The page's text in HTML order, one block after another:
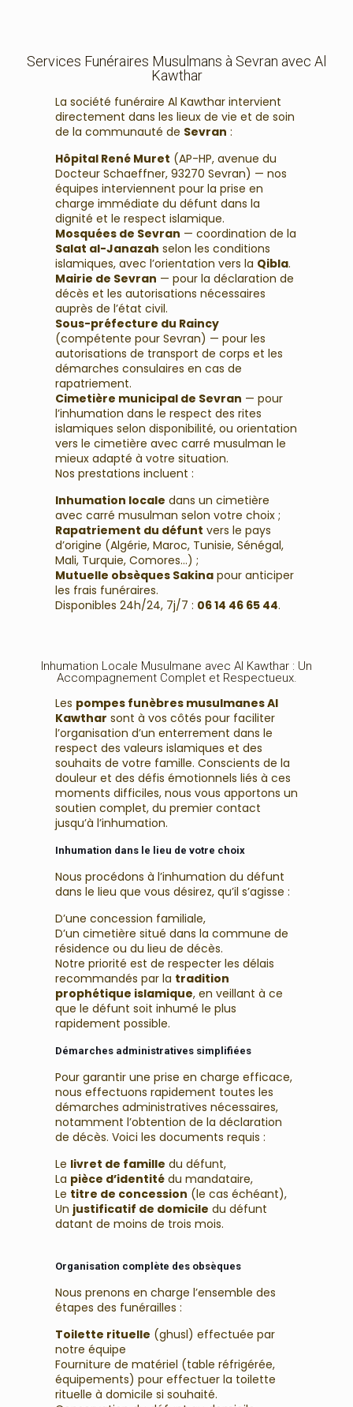
Services Funéraires Musulmans à Sevran avec Al
Kawthar
La société funéraire Al Kawthar intervient
directement dans les lieux de vie et de soin
de la communauté de Sevran :
Hôpital René Muret (AP-HP, avenue du
Docteur Schaeffner, 93270 Sevran) — nos
équipes interviennent pour la prise en
charge immédiate du défunt dans la
dignité et le respect islamique.
Mosquées de Sevran — coordination de la
Salat al-Janazah selon les conditions
islamiques, avec l’orientation vers la Qibla.
Mairie de Sevran — pour la déclaration de
décès et les autorisations nécessaires
auprès de l’état civil.
Sous-préfecture du Raincy
(compétente pour Sevran) — pour les
autorisations de transport de corps et les
démarches consulaires en cas de
rapatriement.
Cimetière municipal de Sevran — pour
l’inhumation dans le respect des rites
islamiques selon disponibilité, ou orientation
vers le cimetière avec carré musulman le
mieux adapté à votre situation.
Nos prestations incluent :
Inhumation locale dans un cimetière
avec carré musulman selon votre choix ;
Rapatriement du défunt vers le pays
d’origine (Algérie, Maroc, Tunisie, Sénégal,
Mali, Turquie, Comores…) ;
Mutuelle obsèques Sakina pour anticiper
les frais funéraires.
Disponibles 24h/24, 7j/7 : 06 14 46 65 44.
Inhumation Locale Musulmane avec Al Kawthar : Un
Accompagnement Complet et Respectueux.
Les pompes funèbres musulmanes Al
Kawthar sont à vos côtés pour faciliter
l’organisation d’un enterrement dans le
respect des valeurs islamiques et des
souhaits de votre famille. Conscients de la
douleur et des défis émotionnels liés à ces
moments difficiles, nous vous apportons un
soutien complet, du premier contact
jusqu’à l’inhumation.
Inhumation dans le lieu de votre choix
Nous procédons à l’inhumation du défunt
dans le lieu que vous désirez, qu’il s’agisse :
D’une concession familiale,
D’un cimetière situé dans la commune de
résidence ou du lieu de décès.
Notre priorité est de respecter les délais
recommandés par la tradition
prophétique islamique, en veillant à ce
que le défunt soit inhumé le plus
rapidement possible.
Démarches administratives simplifiées
Pour garantir une prise en charge efficace,
nous effectuons rapidement toutes les
démarches administratives nécessaires,
notamment l’obtention de la déclaration
de décès. Voici les documents requis :
Le livret de famille du défunt,
La pièce d’identité du mandataire,
Le titre de concession (le cas échéant),
Un justificatif de domicile du défunt
datant de moins de trois mois.
Organisation complète des obsèques
Nous prenons en charge l’ensemble des
étapes des funérailles :
Toilette rituelle (ghusl) effectuée par
notre équipe
Fourniture de matériel (table réfrigérée,
équipements) pour effectuer la toilette
rituelle à domicile si souhaité.